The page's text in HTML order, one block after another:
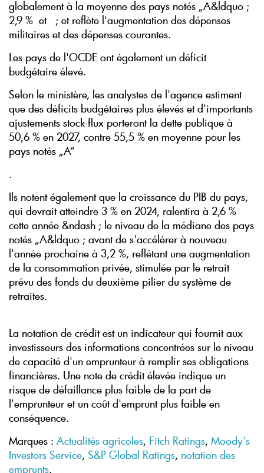
globalement à la moyenne des pays notés „A&ldquo ;
2,9 % et ; et reflète l'augmentation des dépenses
militaires et des dépenses courantes.
Les pays de l'OCDE ont également un déficit
budgétaire élevé.
Selon le ministère, les analystes de l'agence estiment
que des déficits budgétaires plus élevés et d'importants
ajustements stock-flux porteront la dette publique à
50,6 % en 2027, contre 55,5 % en moyenne pour les
pays notés „A“
.
Ils notent également que la croissance du PIB du pays,
qui devrait atteindre 3 % en 2024, ralentira à 2,6 %
cette année &ndash ; le niveau de la médiane des pays
notés „A&ldquo ; avant de s'accélérer à nouveau
l'année prochaine à 3,2 %, reflétant une augmentation
de la consommation privée, stimulée par le retrait
prévu des fonds du deuxième pilier du système de
retraites.
La notation de crédit est un indicateur qui fournit aux
investisseurs des informations concentrées sur le niveau
de capacité d'un emprunteur à remplir ses obligations
financières. Une note de crédit élevée indique un
risque de défaillance plus faible de la part de
l'emprunteur et un coût d'emprunt plus faible en
conséquence.
Marques : Actualités agricoles, Fitch Ratings, Moody's
Investors Service, S&P Global Ratings, notation des
emprunts.